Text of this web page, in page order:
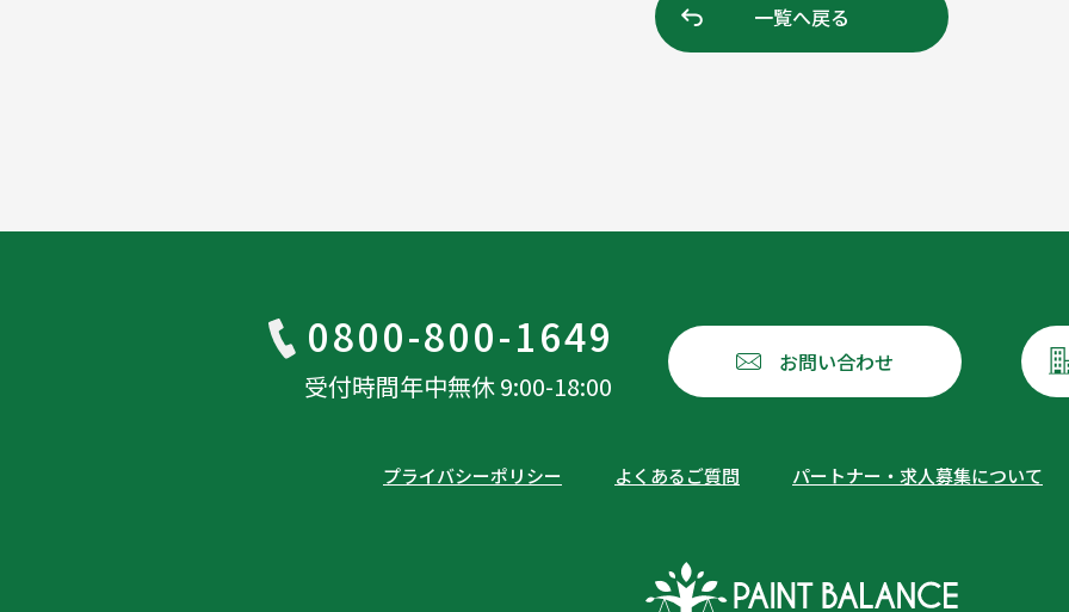
一覧へ戻る
0800-800-1649
受付時間年中無休 9:00-18:00
お問い合わせ
プライバシーポリシー よくあるご質問 パートナー・求人募集について